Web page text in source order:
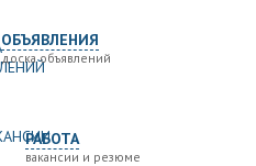
ОБЪЯВЛЕНИЯ
доска объявлений
РАБОТА
вакансии и резюме